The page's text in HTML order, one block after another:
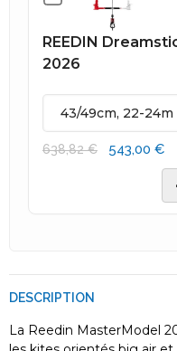
REEDIN
2026
638,82 € 543,00 €
DESCRIPTION
La Reedin MasterModel